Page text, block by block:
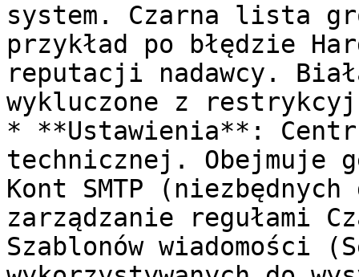
system. Czarna lista
przykład po błędzie
reputacji nadawcy.
wykluczone z
* **Ustawienia**:
technicznej. Obejmuje
Kont SMTP
zarządzanie regułami
Szablonów wiadomości